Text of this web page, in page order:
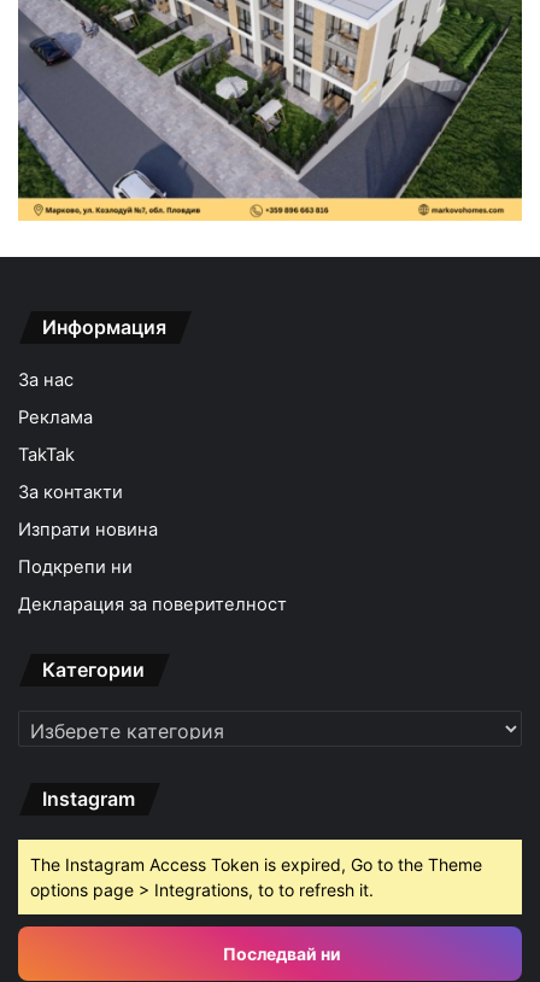
Информация
За нас
Реклама
TakTak
За контакти
Изпрати новина
Подкрепи ни
Декларация за поверителност
Категории
Категории
Instagram
The Instagram Access Token is expired, Go to the Theme
options page > Integrations, to to refresh it.
Последвай ни